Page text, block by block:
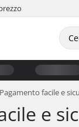
Pagamento facile e
e